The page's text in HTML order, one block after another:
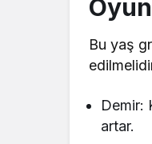
Bu yaş
Demir:
artar.